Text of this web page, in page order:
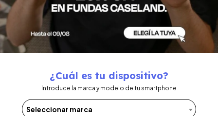
¿Cuál es tu dispositivo?
Introduce la marca y modelo de tu smartphone
Seleccionar marca